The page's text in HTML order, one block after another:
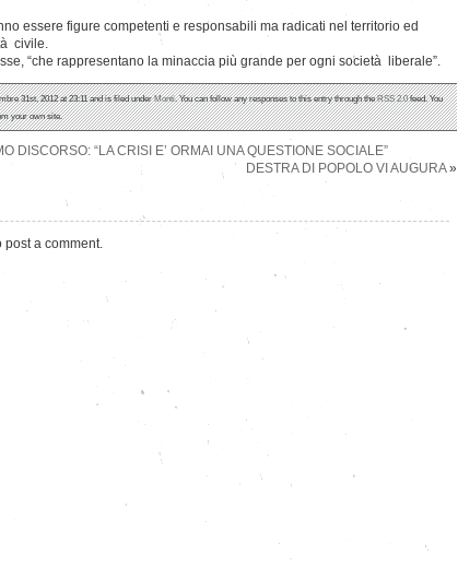
essere figure competenti e responsabili ma radicati nel territorio ed
civile.
“che rappresentano la minaccia più grande per ogni società liberale”.
31st, 2012 at 23:11 and is filed underMonti. You can follow any responses to this entry through theRSS 2.0feed. You
your own site.
DISCORSO: “LA CRISI E’ ORMAI UNA QUESTIONE SOCIALE”
DESTRA DI POPOLO VI AUGURA»
post a comment.